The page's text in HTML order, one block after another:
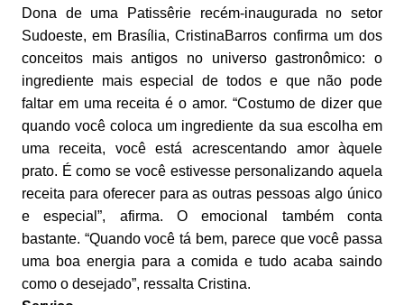
Dona de uma Patissêrie recém-inaugurada no setor
Sudoeste, em Brasília, CristinaBarros confirma um dos
conceitos mais antigos no universo gastronômico: o
ingrediente mais especial de todos e que não pode
faltar em uma receita é o amor. “Costumo de dizer que
quando você coloca um ingrediente da sua escolha em
uma receita, você está acrescentando amor àquele
prato. É como se você estivesse personalizando aquela
receita para oferecer para as outras pessoas algo único
e especial”, afirma. O emocional também conta
bastante. “Quando você tá bem, parece que você passa
uma boa energia para a comida e tudo acaba saindo
como o desejado”, ressalta Cristina.